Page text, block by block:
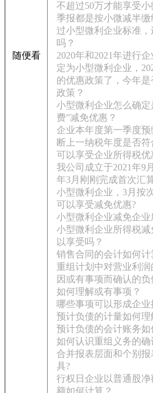
随便看
不超过50万才能享受小
季报都是按小微减半
过小型微利企业标准
吗？
2020年和2021年进行
定为小型微利企业，
的优惠政策了，今年
政策？
小型微利企业怎么确
费”减免优惠？
企业本年度第一季度
断上一纳税年度是否
可以享受企业所得税优
我公司成立于2021年9
年3月刚刚完成首次汇
小型微利企业，3月按
可以享受减免优惠?
小型微利企业减免企业
小型微利企业所得税
以享受吗？
销售合同的会计如何计
重组计划中对营业利润
因或有事项而确认的
如何理解或有事项？
哪些事项可以形成企业
预计负债的计量如何理
预计负债的会计账务如
如何认识重组义务的确
合并报表层面和个别
具?
行权日企业以普通股
额如何计算？